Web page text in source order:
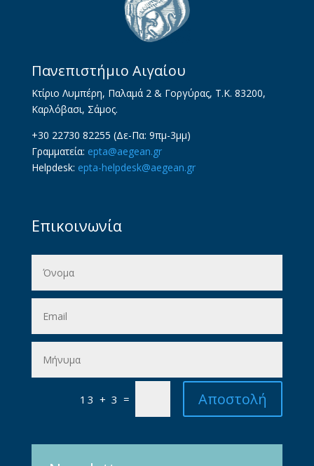
Πανεπιστήμιο Αιγαίου
Κτίριο Λυμπέρη, Παλαμά 2 & Γοργύρας, Τ.Κ. 83200,
Καρλόβασι, Σάμος.
+30 22730 82255 (Δε-Πα: 9πμ-3μμ)
Γραμματεία: epta@aegean.gr
Helpdesk: epta-helpdesk@aegean.gr
Επικοινωνία
13 + 3 = Αποστολή